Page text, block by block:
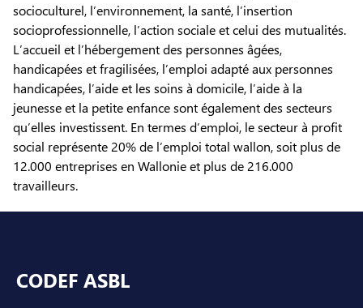
socioculturel, l’environnement, la santé, l’insertion
socioprofessionnelle, l’action sociale et celui des mutualités.
L’accueil et l’hébergement des personnes âgées,
handicapées et fragilisées, l’emploi adapté aux personnes
handicapées, l’aide et les soins à domicile, l’aide à la
jeunesse et la petite enfance sont également des secteurs
qu’elles investissent. En termes d’emploi, le secteur à profit
social représente 20% de l’emploi total wallon, soit plus de
12.000 entreprises en Wallonie et plus de 216.000
travailleurs.
CODEF ASBL